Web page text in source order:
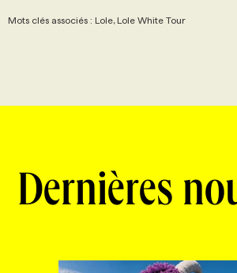
Mots clés associés : Lole, Lole White Tour
Dernières